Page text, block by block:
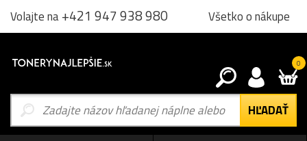
Volajte na+421 947 938 980 Všetko o nákupe
0